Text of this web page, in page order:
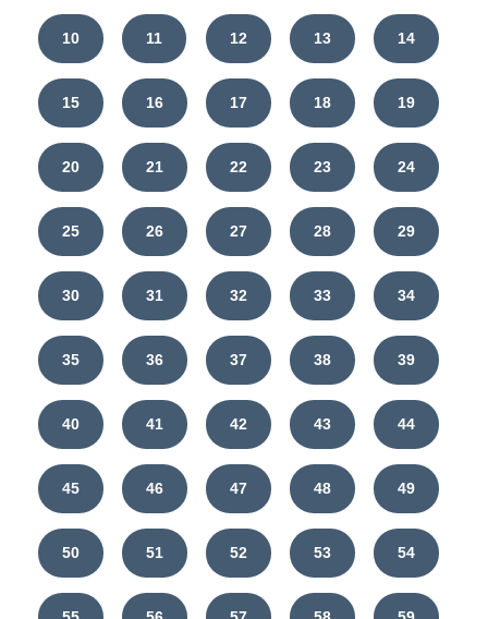
10 11 12 13 14
15 16 17 18 19
20 21 22 23 24
25 26 27 28 29
30 31 32 33 34
35 36 37 38 39
40 41 42 43 44
45 46 47 48 49
50 51 52 53 54